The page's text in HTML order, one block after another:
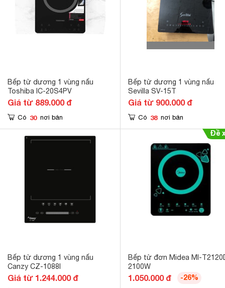
Bếp từ dương 1 vùng nấu
Toshiba IC-20S4PV
Giá từ 889.000 đ
Có 30 nơi bán
Bếp từ dương 1 vùng nấu
Sevilla SV-15T
Giá từ 900.000 đ
Có 38 nơi bán
Bếp từ dương 1 vùng nấu
Canzy CZ-1088I
Giá từ 1.244.000 đ
Bếp từ đơn Midea MI-
2100W
1.050.000 đ -26%